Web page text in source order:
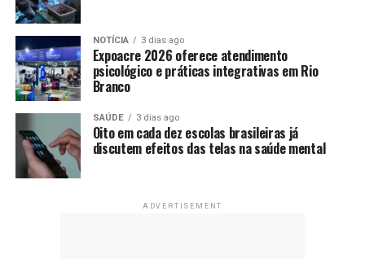
NOTÍCIA 3 dias ago
Expoacre 2026 oferece atendimento
psicológico e práticas integrativas em Rio
Branco
SAÚDE 3 dias ago
Oito em cada dez escolas brasileiras já
discutem efeitos das telas na saúde mental
ADVERTISEMENT